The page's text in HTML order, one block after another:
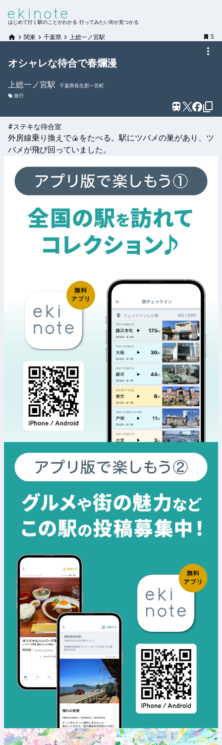
はじめて行く駅のことがわかる 行ってみたい街が見つかる
関東 千葉県 上総一ノ宮駅 5
オシャレな待合で春爛漫
上総一ノ宮駅
千葉県長生郡一宮町
旅行
#ステキな待合室
外房線乗り換えで🍙をたべる。駅にツバメの巣があり、ツ
バメが飛び回っていました。